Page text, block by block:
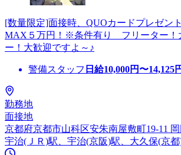
[数量限定]面接時、QUOカードプレゼン
MAX５万円！※条件有り フリーター！
ー！大歓迎ですよ～♪
警備スタッフ 日給10,000円〜14,125
勤務地
面接地
京都府京都市山科区安朱南屋敷町19-11
宇治(ＪＲ)駅、宇治(京阪)駅、大久保(京都